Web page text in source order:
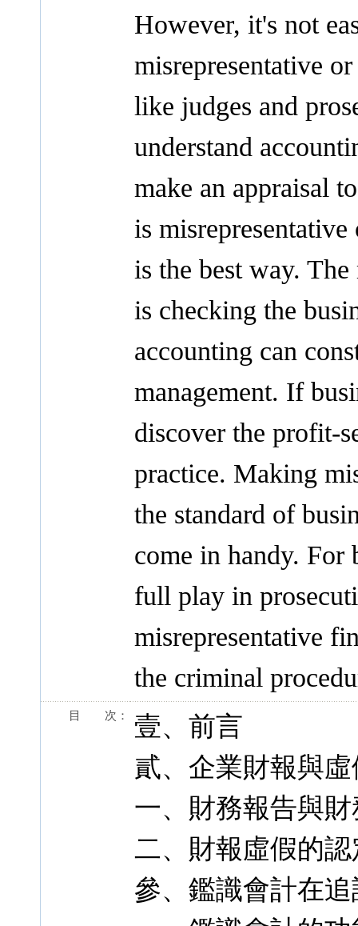
However, it's not
misrepresentative
like judges and
understand
make an appraisal
is
is the best way.
is checking the
accounting can
management. If
discover the profit-
practice. Making
the standard of
come in handy. For
full play in
misrepresentative
the criminal
目 次：
壹、前言
貳、企業財報與
一、財務報告與
二、財報虛假的
參、鑑識會計在